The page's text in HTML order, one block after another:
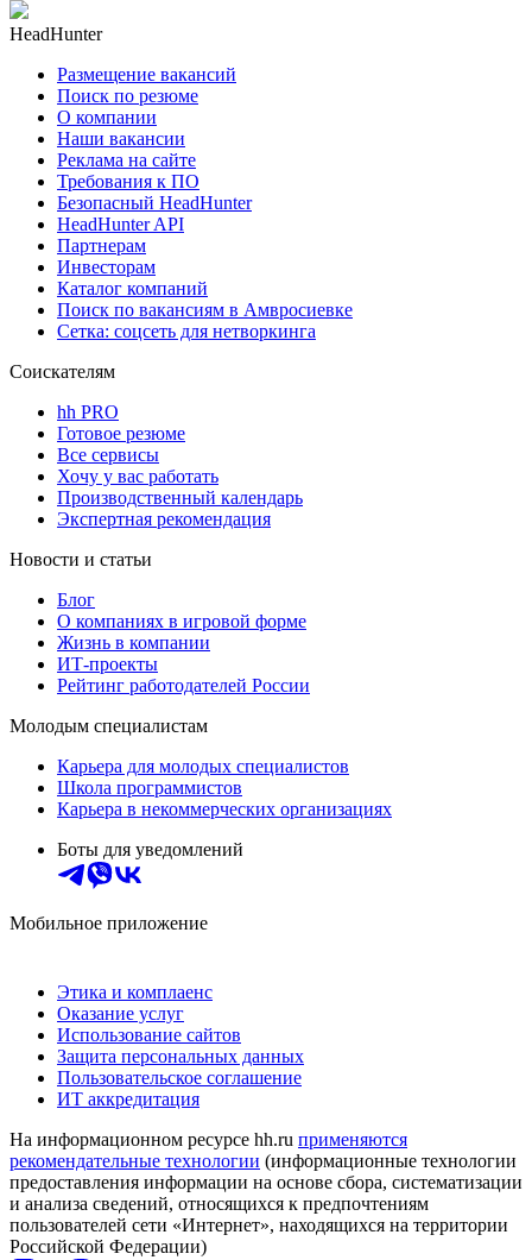
HeadHunter
Размещение вакансий
Поиск по резюме
О компании
Наши вакансии
Реклама на сайте
Требования к ПО
Безопасный HeadHunter
HeadHunter API
Партнерам
Инвесторам
Каталог компаний
Поиск по вакансиям в Амвросиевке
Сетка: соцсеть для нетворкинга
Соискателям
hh PRO
Готовое резюме
Все сервисы
Хочу у вас работать
Производственный календарь
Экспертная рекомендация
Новости и статьи
Блог
О компаниях в игровой форме
Жизнь в компании
ИТ-проекты
Рейтинг работодателей России
Молодым специалистам
Карьера для молодых специалистов
Школа программистов
Карьера в некоммерческих организациях
Боты для уведомлений
Мобильное приложение
Этика и комплаенс
Оказание услуг
Использование сайтов
Защита персональных данных
Пользовательское соглашение
ИТ аккредитация
На информационном ресурсе hh.ru применяются
рекомендательные технологии (информационные технологии
предоставления информации на основе сбора, систематизации
и анализа сведений, относящихся к предпочтениям
пользователей сети «Интернет», находящихся на территории
Российской Федерации)